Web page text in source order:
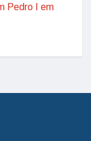
Pedro I em